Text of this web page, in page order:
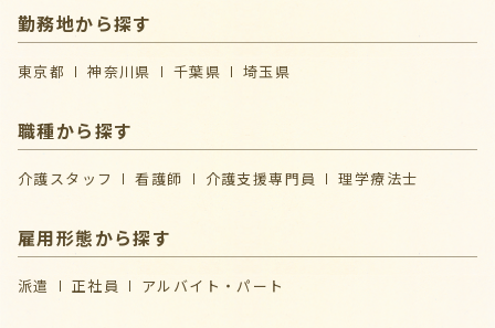
勤務地から探す
東京都 神奈川県 千葉県 埼玉県
職種から探す
介護スタッフ 看護師 介護支援専門員 理学療法士
雇用形態から探す
派遣 正社員 アルバイト・パート